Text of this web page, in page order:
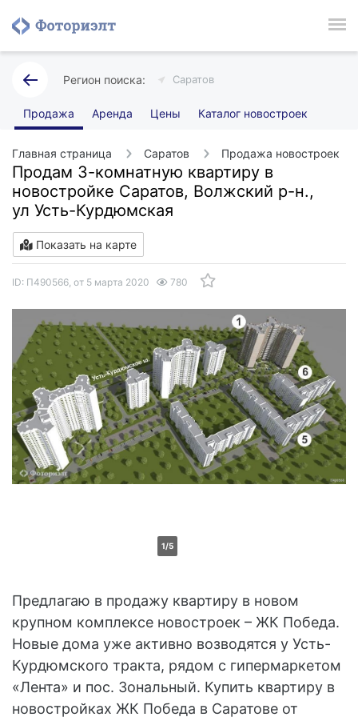
Саратов
Продажа Аренда Цены Каталог новостроек
Главная страница Саратов Продажа новостроек
Продам 3-комнатную квартиру в
новостройке Саратов, Волжский р-н.,
ул Усть-Курдюмская
Показать на карте
ID: П490566, от 5 марта 2020 780
1/5
Предлагаю в продажу квартиру в новом
крупном комплексе новостроек – ЖК Победа.
Новые дома уже активно возводятся у Усть-
Курдюмского тракта, рядом с гипермаркетом
«Лента» и пос. Зональный. Купить квартиру в
новостройках ЖК Победа в Саратове от